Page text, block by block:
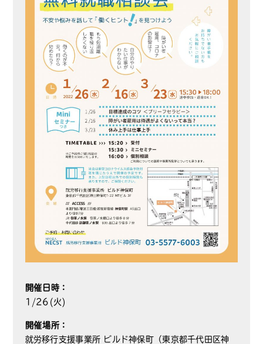
開催日時：
1/26(火)
開催場所：
就労移行支援事業所 ビルド神保町（東京都千代田区神